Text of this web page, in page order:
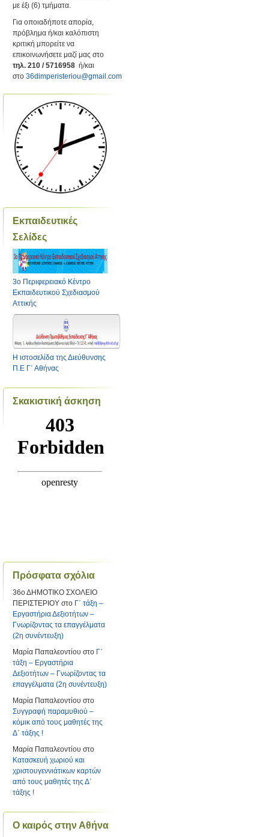
με έξι (6) τμήματα.
Για οποιαδήποτε απορία,
πρόβλημα ή/και καλόπιστη
κριτική μπορείτε να
επικοινωνήσετε μαζί μας στο
τηλ. 210 / 5716958 ή/και
στο 36dimperisteriou@gmail.com
Εκπαιδευτικές
Σελίδες
3ο Περιφερειακό Κέντρο
Εκπαιδευτικού Σχεδιασμού
Αττικής
Η ιστοσελίδα της Διεύθυνσης
Π.Ε Γ΄ Αθήνας
Σκακιστική άσκηση
Πρόσφατα σχόλια
36ο ΔΗΜΟΤΙΚΟ ΣΧΟΛΕΙΟ
ΠΕΡΙΣΤΕΡΙΟΥ στο Γ΄ τάξη –
Εργαστήρια Δεξιοτήτων –
Γνωρίζοντας τα επαγγέλματα
(2η συνέντευξη)
Μαρία Παπαλεοντίου στο Γ΄
τάξη – Εργαστήρια
Δεξιοτήτων – Γνωρίζοντας τα
επαγγέλματα (2η συνέντευξη)
Μαρία Παπαλεοντίου στο
Συγγραφή παραμυθιού –
κόμικ από τους μαθητές της
Δ΄ τάξης !
Μαρία Παπαλεοντίου στο
Κατασκευή χωριού και
χριστουγεννιάτικων καρτών
από τους μαθητές της Δ΄
τάξης !
Ο καιρός στην Αθήνα